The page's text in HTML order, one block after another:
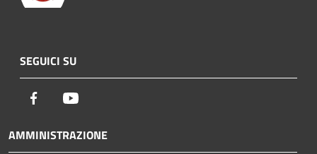
SEGUICI SU
Facebook
AMMINISTRAZIONE